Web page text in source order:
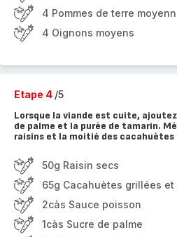
4 Pommes de terre
4 Oignons moyens
Etape 4 /5
Lorsque la viande est cuite,
de palme et la purée de tamarin.
raisins et la moitié des
50g Raisin secs
65g Cacahuètes grillées
2càs Sauce poisson
1càs Sucre de palme